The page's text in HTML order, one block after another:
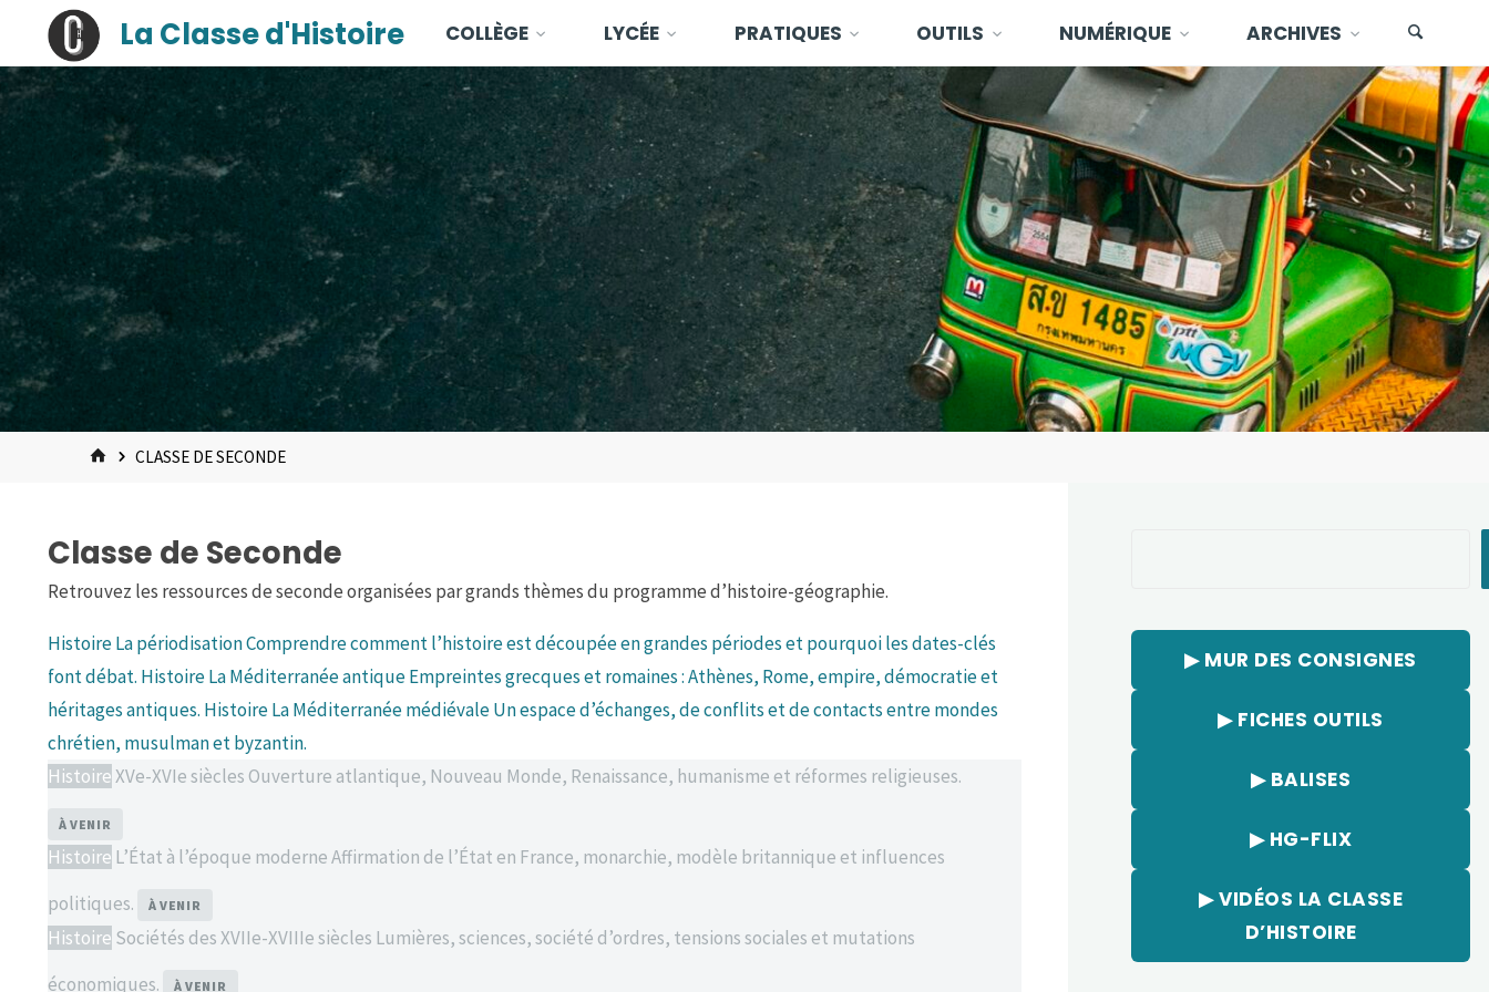
content
principal
La Classe d'Histoire COLLÈGE LYCÉE PRATIQUES OUTILS NUMÉRIQUE ARCHIVES
HOMECLASSE DE SECONDE
Classe de Seconde
Retrouvez les ressources de seconde organisées par grands thèmes du programme d’histoire-géographie.
Histoire La périodisationComprendre comment l’histoire est découpée en grandes périodes et pourquoi les dates-clés
font débat. Histoire La Méditerranée antique Empreintes grecques et romaines : Athènes, Rome, empire, démocratie et
héritages antiques. Histoire La Méditerranée médiévale Un espace d’échanges, de conflits et de contacts entre mondes
chrétien, musulman et byzantin.
HistoireXVe-XVIe siècles Ouverture atlantique, Nouveau Monde, Renaissance, humanisme et réformes religieuses.
À VENIR
Histoire L’État à l’époque moderneAffirmation de l’État en France, monarchie, modèle britannique et influences
politiques.
À VENIR
Histoire Sociétés des XVIIe-XVIIIe siècles Lumières, sciences, société d’ordres, tensions sociales et mutations
économiques.
À VENIR
▶︎ MUR DES CONSIGNES
▶︎ FICHES OUTILS
▶︎ BALISES
▶︎ HG-FLIX
▶︎ VIDÉOS LA CLASSE
D’HISTOIRE